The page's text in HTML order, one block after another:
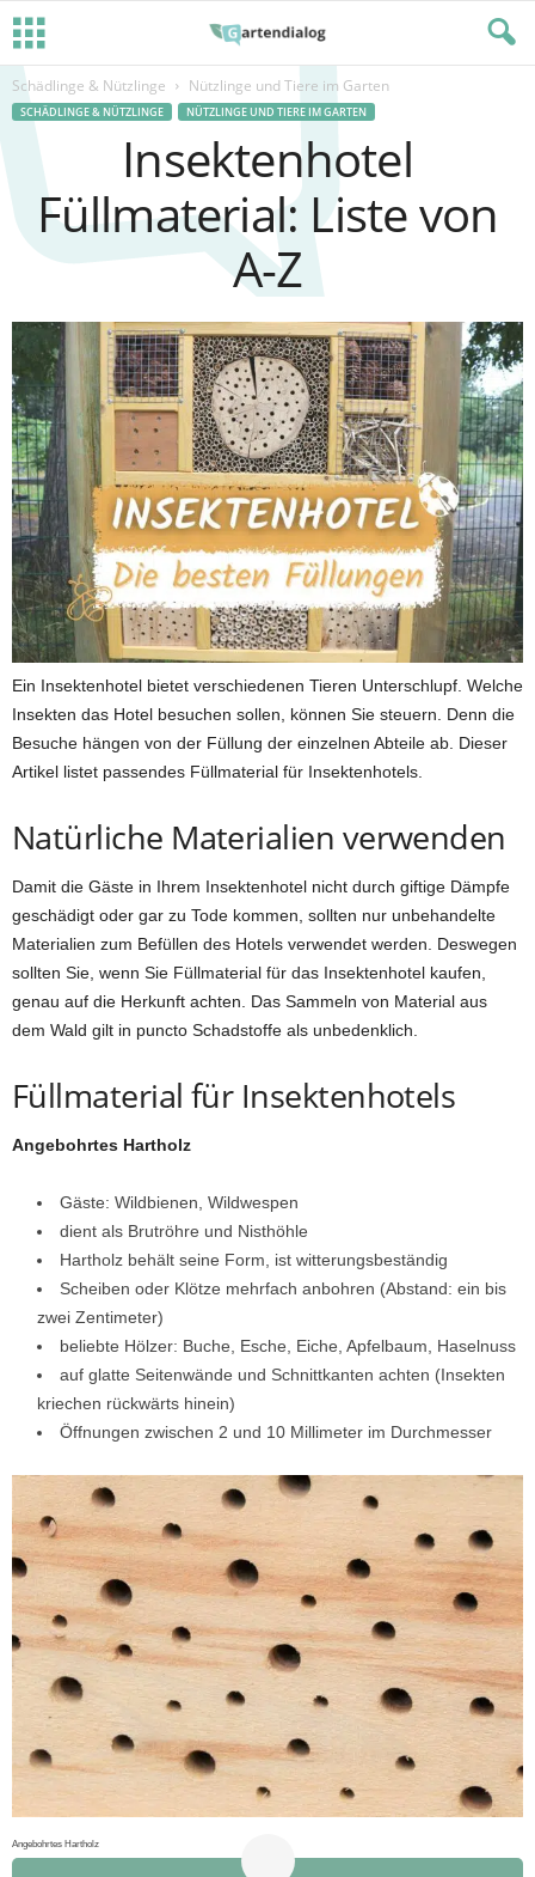
Schädlinge & Nützlinge Nützlinge und Tiere im Garten
SCHÄDLINGE & NÜTZLINGE NÜTZLINGE UND TIERE IM GARTEN
Insektenhotel
Füllmaterial: Liste von
A-Z
Ein Insektenhotel bietet verschiedenen Tieren Unterschlupf. Welche
Insekten das Hotel besuchen sollen, können Sie steuern. Denn die
Besuche hängen von der Füllung der einzelnen Abteile ab. Dieser
Artikel listet passendes Füllmaterial für Insektenhotels.
Natürliche Materialien verwenden
Damit die Gäste in Ihrem Insektenhotel nicht durch giftige Dämpfe
geschädigt oder gar zu Tode kommen, sollten nur unbehandelte
Materialien zum Befüllen des Hotels verwendet werden. Deswegen
sollten Sie, wenn Sie Füllmaterial für das Insektenhotel kaufen,
genau auf die Herkunft achten. Das Sammeln von Material aus
dem Wald gilt in puncto Schadstoffe als unbedenklich.
Füllmaterial für Insektenhotels
Angebohrtes Hartholz
Gäste: Wildbienen, Wildwespen
dient als Brutröhre und Nisthöhle
Hartholz behält seine Form, ist witterungsbeständig
Scheiben oder Klötze mehrfach anbohren (Abstand: ein bis
zwei Zentimeter)
beliebte Hölzer: Buche, Esche, Eiche, Apfelbaum, Haselnuss
auf glatte Seitenwände und Schnittkanten achten (Insekten
kriechen rückwärts hinein)
Öffnungen zwischen 2 und 10 Millimeter im Durchmesser
Angebohrtes Hartholz